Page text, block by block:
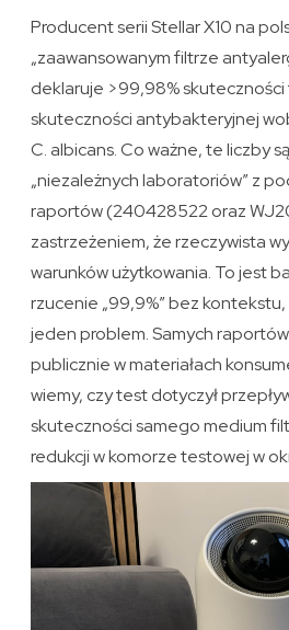
Producent serii Stellar X10 na
„zaawansowanym filtrze
deklaruje >99,98%
skuteczności antybakteryjnej
C. albicans. Co ważne, te liczby
„niezależnych laboratoriów” z
raportów (240428522 oraz
zastrzeżeniem, że rzeczywista
warunków użytkowania. To jest
rzucenie „99,9%” bez
jeden problem. Samych
publicznie w materiałach
wiemy, czy test dotyczył
skuteczności samego medium
redukcji w komorze testowej w